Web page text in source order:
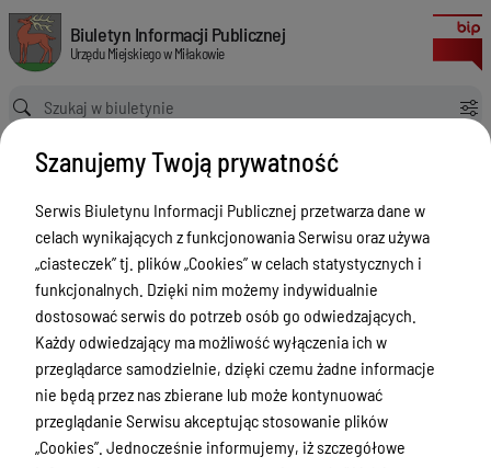
Referaty i stanowiska
Biuletyn Informacji Publicznej Urzędu Miejskiego w Miłakowie
Biuletyn Informacji Publicznej
Urzędu Miejskiego w Miłakowie
Ścieżka powrotu
Strona główna Referaty i stanowiska
Referaty i stanowiska
Menu Przedmiotowe
Urząd Miejski w Miłakowie
Gmina Miłakowo
Majątek i finanse
Zamówienia publiczne
Urząd Stanu Cywilnego
Ewidencja ludności, dowody osobiste,
Szanujemy Twoją prywatność
Serwis Biuletynu Informacji Publicznej przetwarza dane w
celach wynikających z funkcjonowania Serwisu oraz używa
„ciasteczek” tj. plików „Cookies” w celach statystycznych i
funkcjonalnych. Dzięki nim możemy indywidualnie
dostosować serwis do potrzeb osób go odwiedzających.
Każdy odwiedzający ma możliwość wyłączenia ich w
przeglądarce samodzielnie, dzięki czemu żadne informacje
nie będą przez nas zbierane lub może kontynuować
przeglądanie Serwisu akceptując stosowanie plików
„Cookies”. Jednocześnie informujemy, iż szczegółowe